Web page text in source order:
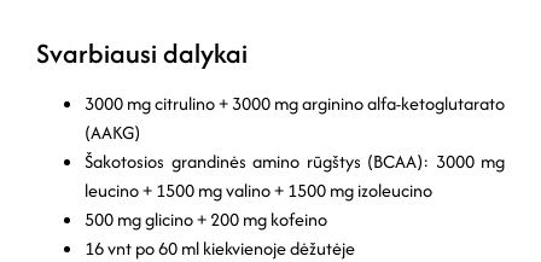
Svarbiausi dalykai
3000 mg citrulino + 3000 mg arginino alfa-ketoglutarato
(AAKG)
Šakotosios grandinės amino rūgštys (BCAA): 3000 mg
leucino + 1500 mg valino + 1500 mg izoleucino
500 mg glicino + 200 mg kofeino
16 vnt po 60 ml kiekvienoje dėžutėje